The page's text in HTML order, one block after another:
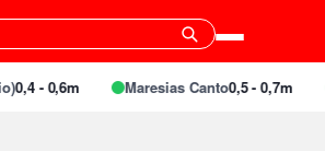
0,4 - 0,6m Maresias Canto0,5 - 0,7m